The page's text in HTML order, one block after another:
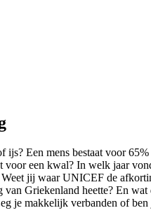
ijs? Een mens bestaat voor
voor een kwal? In welk jaar
Weet jij waar UNICEF de
van Griekenland heette? En wat
je makkelijk verbanden of ben